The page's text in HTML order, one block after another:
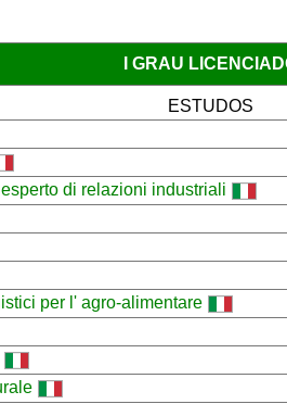
I GRAU
ESTUDOS
di relazioni industriali
per l' agro-alimentare